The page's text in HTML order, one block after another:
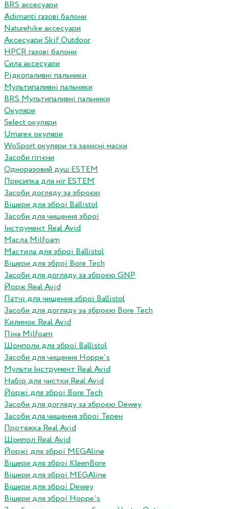
BRS аксесуари
Adimanti газові балони
Naturehike аксесуари
Аксесуари Skif Outdoor
HPCR газові балони
Сила аксесуари
Рідкопаливні пальники
Мультипаливні пальники
BRS Мультипаливні пальники
Окуляри
Select окуляри
Umarex окуляри
WoSport окуляри та захисні маски
Засоби гігієни
Одноразовий душ ESTEM
Присипка для ніг ESTEM
Засоби догляду за зброєю
Вішери для зброї Ballistol
Засоби для чищення зброї
Інструмент Real Avid
Масла Milfoam
Мастила для зброї Ballistol
Вішери для зброї Bore Tech
Засоби для догляду за зброєю GNP
Йорж Real Avid
Патчі для чищення зброї Ballistol
Засоби для догляду за зброєю Bore Tech
Килимок Real Avid
Піна Milfoam
Шомполи для зброї Ballistol
Засоби для чищення Hoppe`s
Мульти Інструмент Real Avid
Набір для чистки Real Avid
Йоржі для зброї Bore Tech
Засоби для догляду за зброєю Dewey
Засоби для чищення зброї Терен
Протяжка Real Avid
Шомпол Real Avid
Йоржі для зброї MEGAline
Вішери для зброї KleenBore
Вішери для зброї MEGAline
Вішери для зброї Dewey
Вішери для зброї Hoppe`s